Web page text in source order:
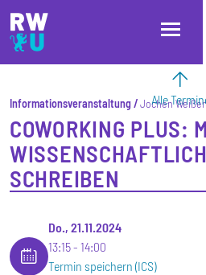
Direkt zum Inhalt
Direkt zur Hauptnavigation
Direkt zum Fußbereich
Alle
Informationsveranstaltung Jochen
COWORKING PLUS:
SCHREIBEN
Do., 21.11.2024
13:15
14:00
Termin speichern (ICS)